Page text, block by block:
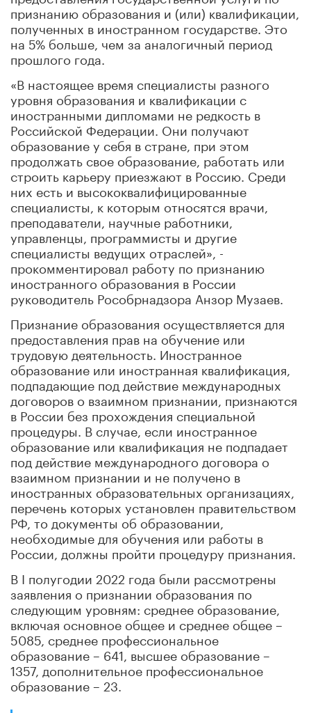
признанию образования и (или) квалификации,
полученных в иностранном государстве. Это
на 5% больше, чем за аналогичный период
прошлого года.
«В настоящее время специалисты разного
уровня образования и квалификации с
иностранными дипломами не редкость в
Российской Федерации. Они получают
образование у себя в стране, при этом
продолжать свое образование, работать или
строить карьеру приезжают в Россию. Среди
них есть и высококвалифицированные
специалисты, к которым относятся врачи,
преподаватели, научные работники,
управленцы, программисты и другие
специалисты ведущих отраслей», -
прокомментировал работу по признанию
иностранного образования в России
руководитель Рособрнадзора Анзор Музаев.
Признание образования осуществляется для
предоставления прав на обучение или
трудовую деятельность. Иностранное
образование или иностранная квалификация,
подпадающие под действие международных
договоров о взаимном признании, признаются
в России без прохождения специальной
процедуры. В случае, если иностранное
образование или квалификация не подпадает
под действие международного договора о
взаимном признании и не получено в
иностранных образовательных организациях,
перечень которых установлен правительством
РФ, то документы об образовании,
необходимые для обучения или работы в
России, должны пройти процедуру признания.
В I полугодии 2022 года были рассмотрены
заявления о признании образования по
следующим уровням: среднее образование,
включая основное общее и среднее общее –
5085, среднее профессиональное
образование – 641, высшее образование –
1357, дополнительное профессиональное
образование – 23.